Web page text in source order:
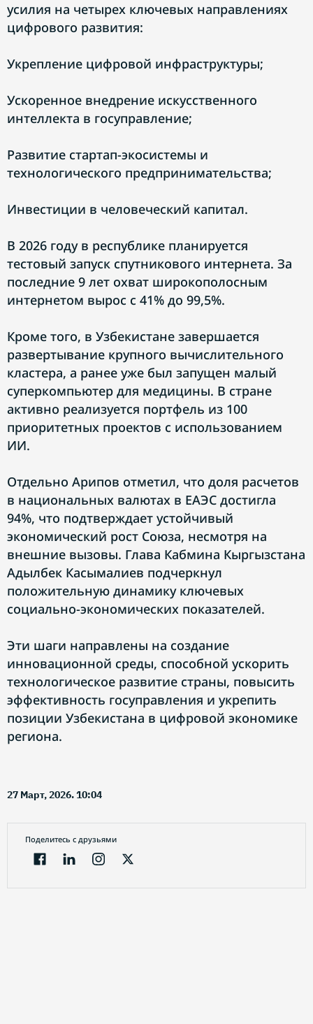
усилия на четырех ключевых направлениях
цифрового развития:
Укрепление цифровой инфраструктуры;
Ускоренное внедрение искусственного
интеллекта в госуправление;
Развитие стартап-экосистемы и
технологического предпринимательства;
Инвестиции в человеческий капитал.
В 2026 году в республике планируется
тестовый запуск спутникового интернета. За
последние 9 лет охват широкополосным
интернетом вырос с 41% до 99,5%.
Кроме того, в Узбекистане завершается
развертывание крупного вычислительного
кластера, а ранее уже был запущен малый
суперкомпьютер для медицины. В стране
активно реализуется портфель из 100
приоритетных проектов с использованием
ИИ.
Отдельно Арипов отметил, что доля расчетов
в национальных валютах в ЕАЭС достигла
94%, что подтверждает устойчивый
экономический рост Союза, несмотря на
внешние вызовы. Глава Кабмина Кыргызстана
Адылбек Касымалиев подчеркнул
положительную динамику ключевых
социально-экономических показателей.
Эти шаги направлены на создание
инновационной среды, способной ускорить
технологическое развитие страны, повысить
эффективность госуправления и укрепить
позиции Узбекистана в цифровой экономике
региона.
27 Март, 2026. 10:04
Поделитесь с друзьями